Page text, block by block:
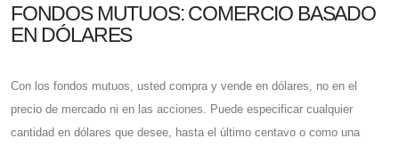
FONDOS MUTUOS: COMERCIO BASADO
EN DÓLARES
Con los fondos mutuos, usted compra y vende en dólares, no en el
precio de mercado ni en las acciones. Puede especificar cualquier
cantidad en dólares que desee, hasta el último centavo o como una